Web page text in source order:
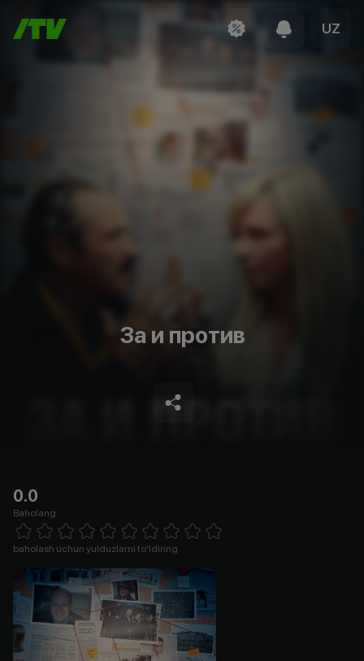
UZ
За и против
0.0
Baholang
1 Star 2 Stars 3 Stars 4 Stars5 Stars 6 Stars7 Stars8 Stars
baholash uchun yulduzlarni to'ldiring